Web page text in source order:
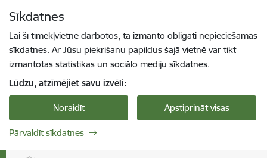
Sīkdatnes
Lai šī tīmekļvietne darbotos, tā izmanto obligāti nepieciešamās
sīkdatnes. Ar Jūsu piekrišanu papildus šajā vietnē var tikt
izmantotas statistikas un sociālo mediju sīkdatnes.
Lūdzu, atzīmējiet savu izvēli:
Noraidīt Apstiprināt visas
Pārvaldīt sīkdatnes